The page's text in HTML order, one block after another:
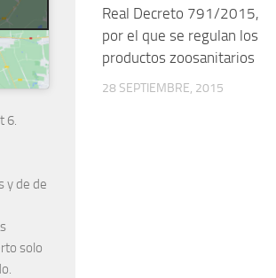
Real Decreto 791/2015,
por el que se regulan los
productos zoosanitarios
28 SEPTIEMBRE, 2015
6.
y de de
solo